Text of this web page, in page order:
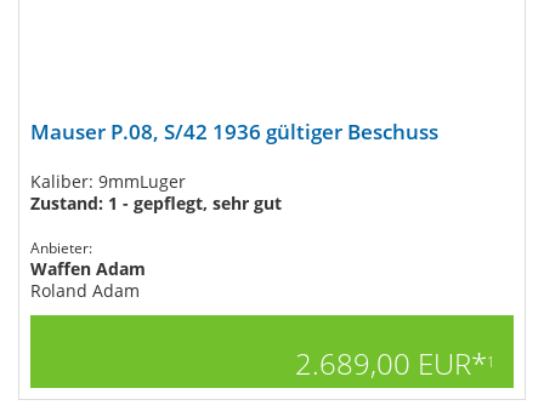
Mauser P.08, S/42 1936 gültiger Beschuss
Kaliber: 9mmLuger
Zustand: 1 - gepflegt, sehr gut
Anbieter:
Waffen Adam
Roland Adam
2.689,00 EUR*1